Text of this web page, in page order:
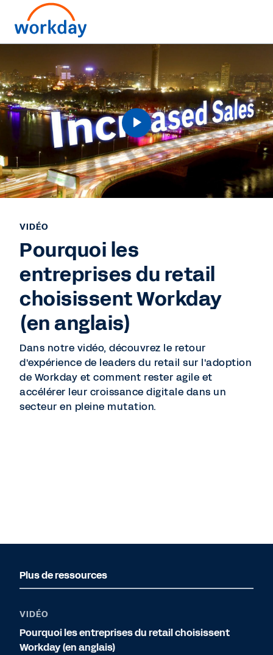
VIDÉO
Pourquoi les
entreprises du retail
choisissent Workday
(en anglais)
Dans notre vidéo, découvrez le retour
d'expérience de leaders du retail sur l'adoption
de Workday et comment rester agile et
accélérer leur croissance digitale dans un
secteur en pleine mutation.
Plus de ressources
VIDÉO
Pourquoi les entreprises du retail choisissent
Workday (en anglais)